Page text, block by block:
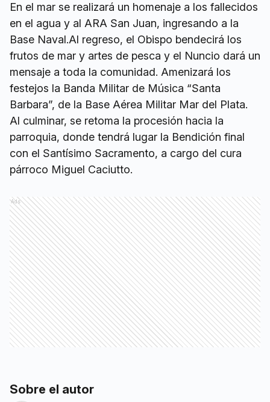
En el mar se realizará un homenaje a los fallecidos
en el agua y al ARA San Juan, ingresando a la
Base Naval.Al regreso, el Obispo bendecirá los
frutos de mar y artes de pesca y el Nuncio dará un
mensaje a toda la comunidad. Amenizará los
festejos la Banda Militar de Música “Santa
Barbara”, de la Base Aérea Militar Mar del Plata.
Al culminar, se retoma la procesión hacia la
parroquia, donde tendrá lugar la Bendición final
con el Santísimo Sacramento, a cargo del cura
párroco Miguel Caciutto.
Ads
Sobre el autor